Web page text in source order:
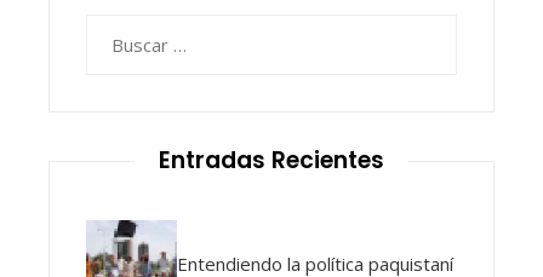
Entradas Recientes
Entendiendo la política paquistaní